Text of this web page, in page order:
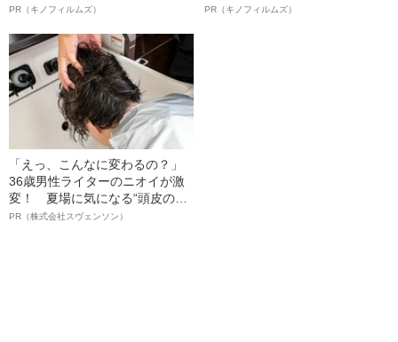
ボ》
PR（キノフィルムズ）
ルインタビュー“観客を魅了した
PR（キノフィルムズ）
「えっ、こんなに変わるの？」
36歳男性ライターのニオイが激
変！ 夏場に気になる“頭皮のニ
オイ”や“ベタつき”を解消す
PR（株式会社スヴェンソン）